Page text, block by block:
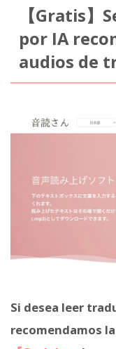
【Gratis
por IA
audios de
Si desea leer
recomendamos